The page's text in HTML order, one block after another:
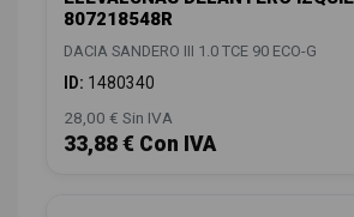
807218548R
DACIA SANDERO III 1.0 TCE 90 ECO-G
ID: 1480340
28,00 € Sin IVA
33,88 € Con IVA